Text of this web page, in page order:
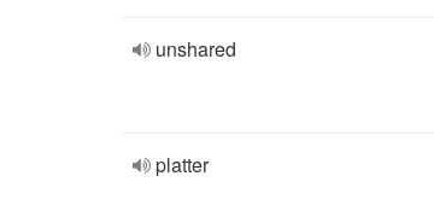
unshared
platter